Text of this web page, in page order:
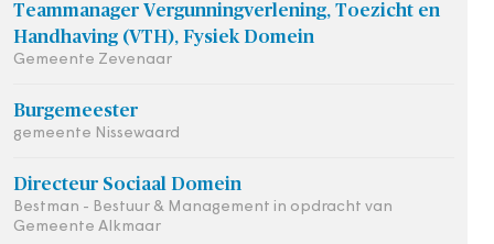
Teammanager Vergunningverlening, Toezicht en
Handhaving (VTH), Fysiek Domein
Gemeente Zevenaar
Burgemeester
gemeente Nissewaard
Directeur Sociaal Domein
Bestman - Bestuur & Management in opdracht van
Gemeente Alkmaar